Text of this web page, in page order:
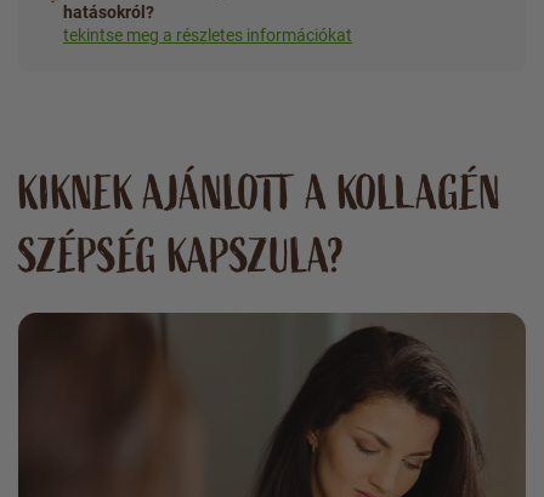
hatásokról?
tekintse meg a részletes információkat
KIKNEK AJÁNLOTT A KOLLAGÉN
SZÉPSÉG KAPSZULA?